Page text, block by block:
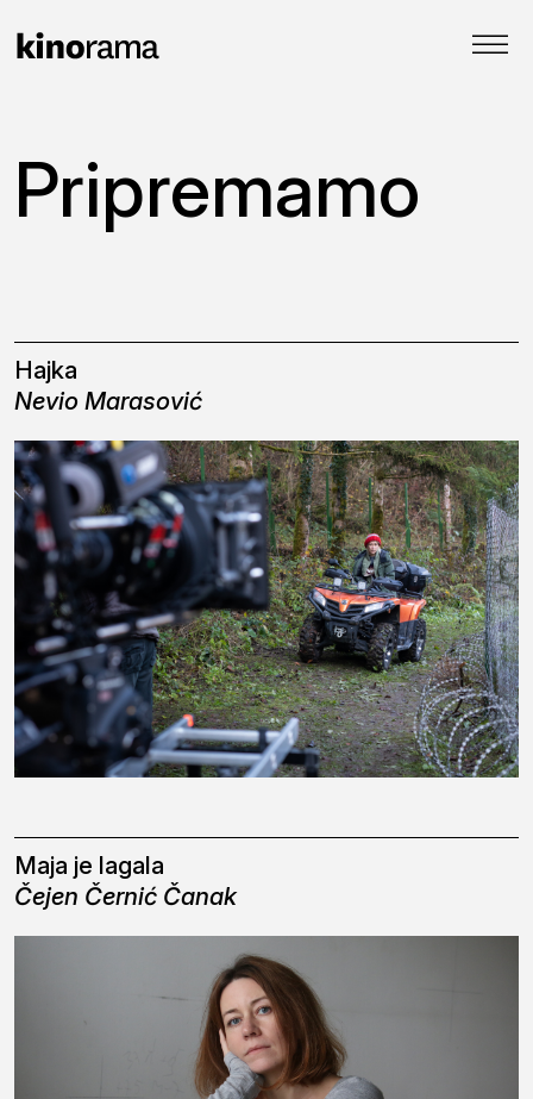
Pripremamo
Hajka
Nevio Marasović
Maja je lagala
Čejen Černić Čanak